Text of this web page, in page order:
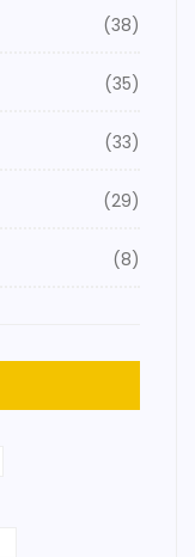
(38)
(35)
(33)
(29)
(8)